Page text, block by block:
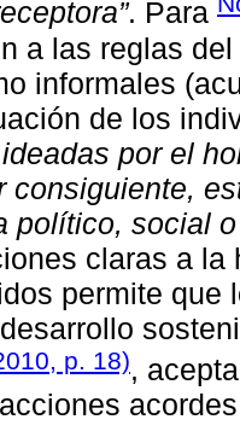
. Para
a las reglas
informales
de los
por el
consiguiente,
político, social
claras a la
permite que
p. 18),